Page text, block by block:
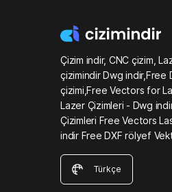
Çizim indir, CNC çizim,
çizimindir Dwg indir,Free
çizimi,Free Vectors for
Lazer Çizimleri - Dwg
Çizimleri Free Vectors
indir Free DXF rölyef
Türkçe